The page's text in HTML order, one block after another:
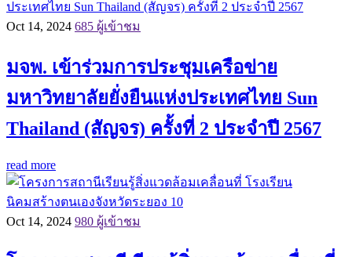
Oct 14, 2024 685 ผู้เข้าชม
มจพ. เข้าร่วมการประชุมเครือข่าย
มหาวิทยาลัยยั่งยืนแห่งประเทศไทย Sun
Thailand (สัญจร) ครั้งที่ 2 ประจำปี 2567
read more
Oct 14, 2024 980 ผู้เข้าชม